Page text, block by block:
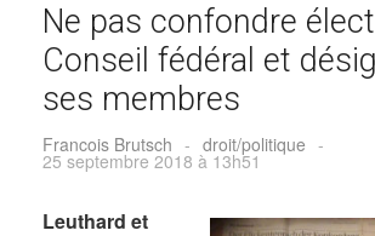
Ne pas confondre
Conseil fédéral et
ses membres
Francois Brutsch - droit/politique -
25 septembre 2018 à 13h51
Leuthard et